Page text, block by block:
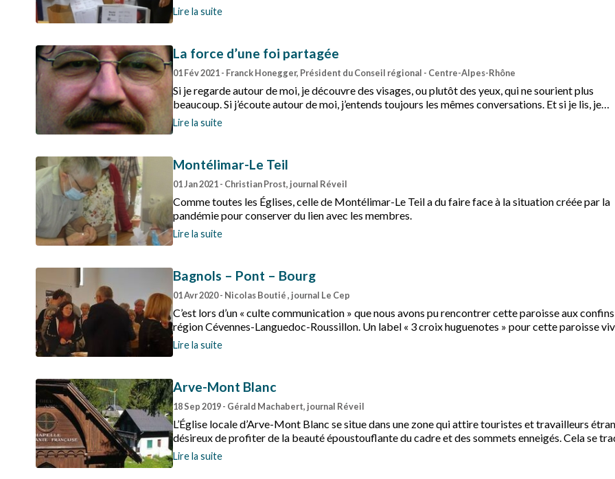
Lire la suite
La force d’une foi partagée
01 Fév 2021- Franck Honegger, Président du Conseil régional - Centre-Alpes-Rhône
Si je regarde autour de moi, je découvre des visages, ou plutôt des yeux, qui ne sourient plus
beaucoup. Si j’écoute autour de moi, j’entends toujours les mêmes conversations. Et si je lis, je
découvre encore et toujours des inquiétudes et peu d’insouciance.
Lire la suite
Montélimar-Le Teil
01 Jan 2021- Christian Prost, journal Réveil
Comme toutes les Églises, celle de Montélimar-Le Teil a du faire face à la situation créée par la
pandémie pour conserver du lien avec les membres.
Lire la suite
Bagnols – Pont – Bourg
01 Avr 2020- Nicolas Boutié , journal Le Cep
C’est lors d’un « culte communication » que nous avons pu rencontrer cette paroisse aux
région Cévennes-Languedoc-Roussillon. Un label « 3 croix huguenotes » pour cette paroisse
Lire la suite
Arve-Mont Blanc
18 Sep 2019- Gérald Machabert, journal Réveil
L’Église locale d’Arve-Mont Blanc se situe dans une zone qui attire touristes et travailleurs
désireux de profiter de la beauté époustouflante du cadre et des sommets enneigés. Cela se
fortement dans la composition de la communauté et dans ses orientations pour s’ouvrir et
Lire la suite